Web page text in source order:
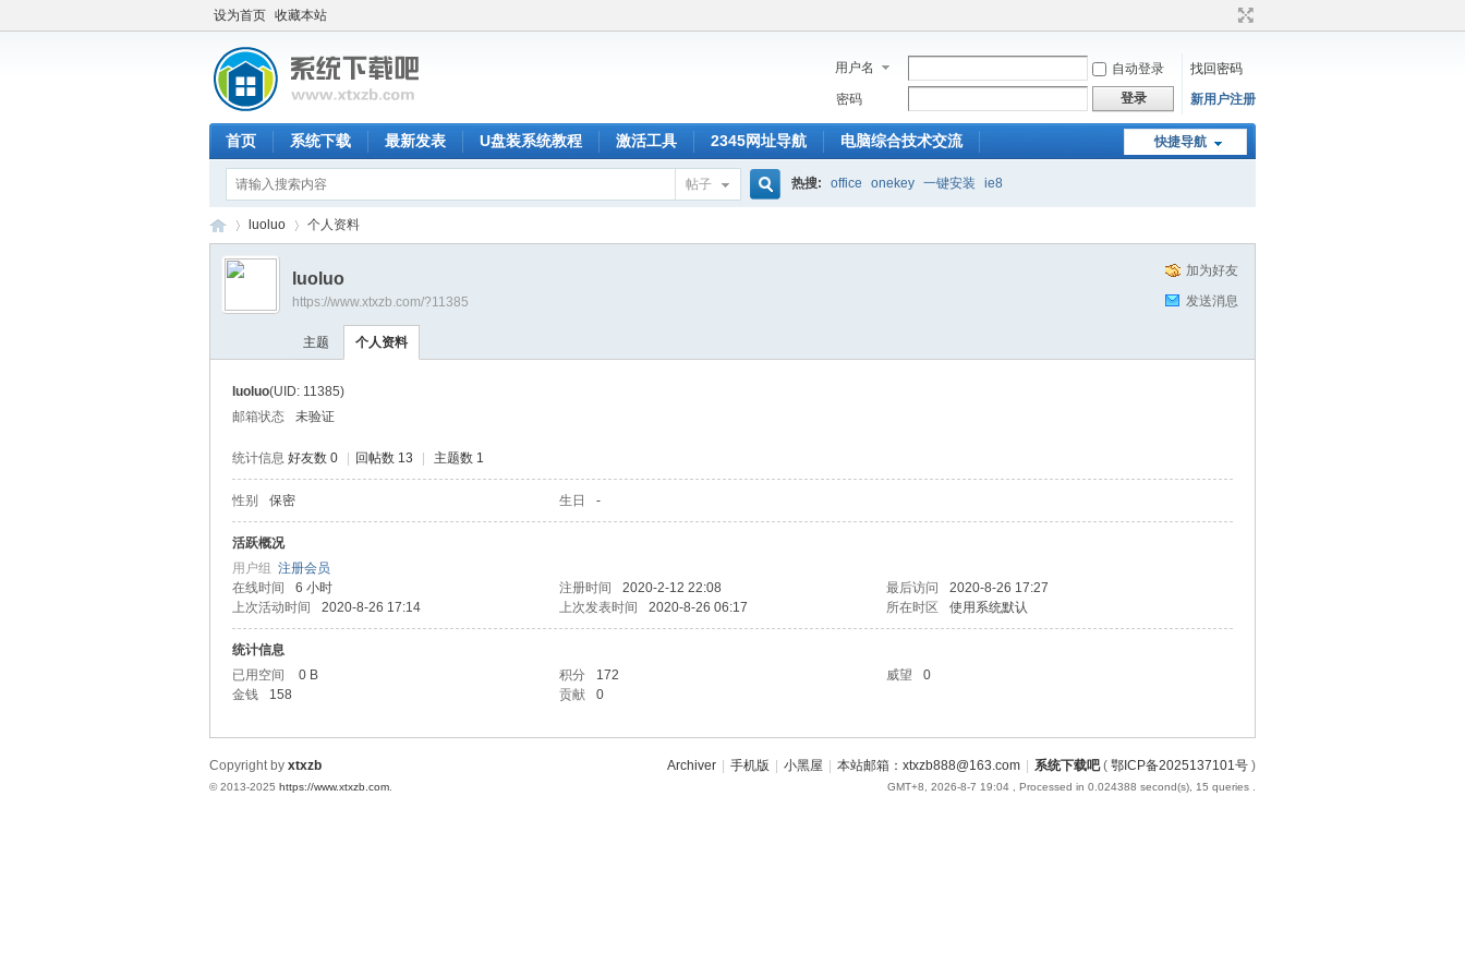
设为首页 收藏本站
用户名 自动登录
找回密码
密码
登录 新用户注册
快捷导航
首页 系统下载 最新发表 U盘装系统教程 激活工具 2345网址导航 电脑综合技术交流
帖子 热搜: office onekey 一键安装 ie8
›
luoluo 个人资料
加为好友
发送消息
luoluo
https://www.xtxzb.com/?11385
主题 个人资料
luoluo(UID: 11385)
邮箱状态
未验证
统计信息 好友数 0 回帖数 13 主题数 1
性别 保密 生日 -
活跃概况
用户组 注册会员
在线时间
6 小时 注册时间 2020-2-12 22:08 最后访问
2020-8-26 17:27
上次活动时间
2020-8-26 17:14 上次发表时间 2020-8-26 06:17 所在时区 使用系统默认
统计信息
已用空间
0 B 积分 172 威望
0
金钱
158 贡献 0
Archiver 手机版 小黑屋 本站邮箱：xtxzb888@163.com 系统下载吧( 鄂ICP备2025137101号 )
GMT+8, 2026-8-7 19:04 , Processed in 0.024388 second(s), 15 queries .
Copyright by xtxzb
© 2013-2025 https://www.xtxzb.com